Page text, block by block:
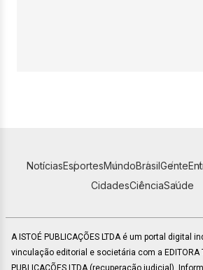
NotíciasEsportesMundoBrasilGente
CidadesCiênciaSaúde
A ISTOÉ PUBLICAÇÕES LTDA é um portal digital
vinculação editorial e societária com a EDITORA
PUBLICACÕES LTDA (recuperação judicial).